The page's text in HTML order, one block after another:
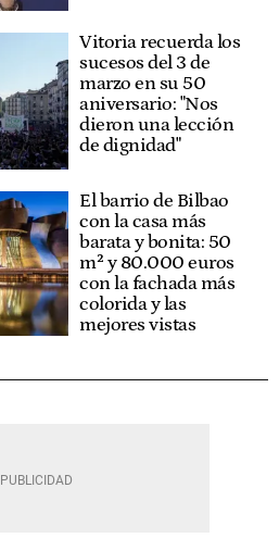
Vitoria recuerda los
sucesos del 3 de
marzo en su 50
aniversario: "Nos
dieron una lección
de dignidad"
El barrio de Bilbao
con la casa más
barata y bonita: 50
m² y 80.000 euros
con la fachada más
colorida y las
mejores vistas